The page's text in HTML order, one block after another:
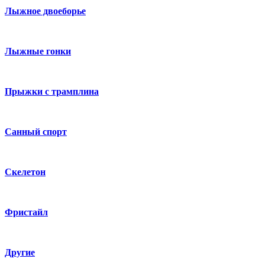
Лыжное двоеборье
Лыжные гонки
Прыжки с трамплина
Санный спорт
Скелетон
Фристайл
Другие